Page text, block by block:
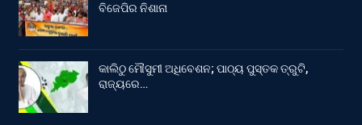
ବିଜେପିର ନିଶାନା
କାଲିଠୁ ମୌସୁମୀ ଅଧିବେଶନ; ପାଠ୍ୟ ପୁସ୍ତକ ତ୍ରୁଟି,
ରାଜ୍ୟରେ…